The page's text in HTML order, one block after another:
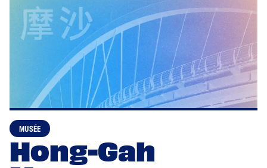
MUSÉE
Hong-Gah